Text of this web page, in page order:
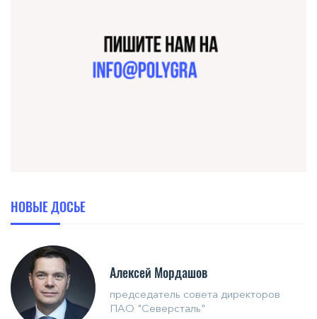
НОВЫЕ ДОСЬЕ
Алексей Мордашов
председатель совета директоров
ПАО "Северсталь"